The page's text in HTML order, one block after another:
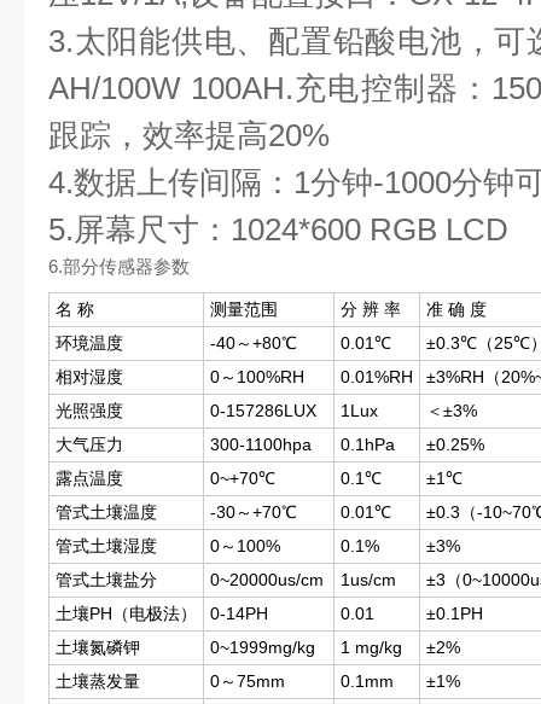
3.太阳能供电、配置铅酸电池，可
AH/100W 100AH.充电控制器：
跟踪，效率提高20%
4.数据上传间隔：1分钟-1000分钟
5.屏幕尺寸：1024*600 RGB LCD
6.部分传感器参数
名 称 测量范围 分 辨 率
准 确 度
环境温度
-40～+80℃ 0.01℃
±0.3℃（25℃
相对湿度
0～100%RH 0.01%RH
±3%RH（
光照强度
0-157286LUX 1Lux
＜±3%
大气压力
300-1100hpa 0.1hPa
±0.25%
露点温度
0~+70℃ 0.1℃
±1℃
管式土壤温度
-30～+70℃ 0.01℃
±0.3（-
管式土壤湿度
0～100% 0.1%
±3%
管式土壤盐分
0~20000us/cm 1us/cm
±3（
土壤PH（电极法）
0-14PH 0.01
±0.1PH
土壤氮磷钾
0~1999mg/kg 1 mg/kg
±2%
土壤蒸发量
0～75mm 0.1mm
±1%